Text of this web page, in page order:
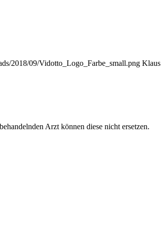
2018/09/Vidotto_Logo_Farbe_small.png Klaus
Arzt können diese nicht ersetzen.